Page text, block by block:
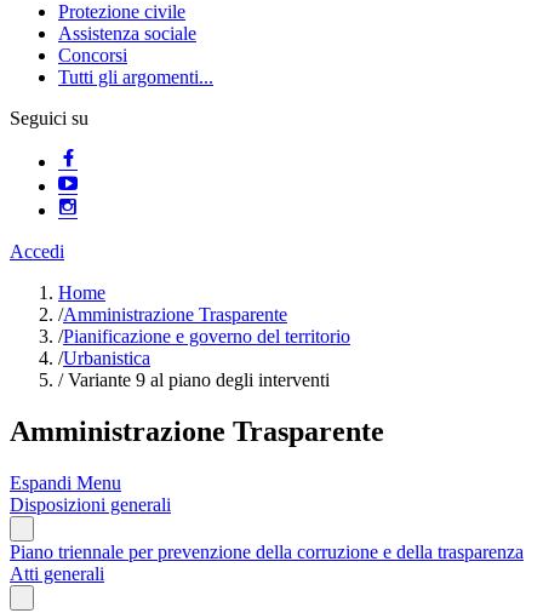
Protezione civile
Assistenza sociale
Concorsi
Tutti gli argomenti...
Seguici su
Accedi
Home
/Amministrazione Trasparente
/Pianificazione e governo del territorio
/Urbanistica
/Variante 9 al piano degli interventi
Amministrazione Trasparente
Espandi Menu
Disposizioni generali
Piano triennale per prevenzione della corruzione e della trasparenza
Atti generali